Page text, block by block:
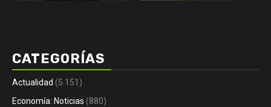
CATEGORÍAS
Actualidad (5.151)
Economía: Noticias (880)